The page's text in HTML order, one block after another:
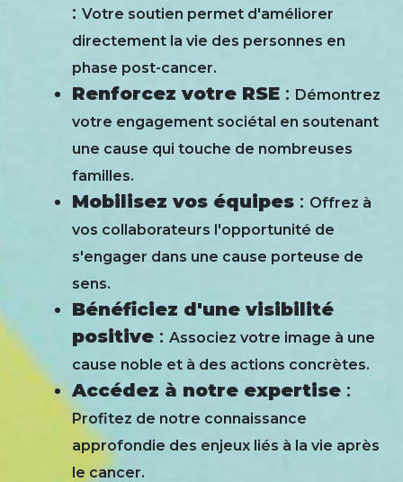
: Votre soutien permet d'améliorer
directement la vie des personnes en
phase post-cancer.
Renforcez votre RSE : Démontrez
votre engagement sociétal en soutenant
une cause qui touche de nombreuses
familles.
Mobilisez vos équipes : Offrez à
vos collaborateurs l'opportunité de
s'engager dans une cause porteuse de
sens.
Bénéficiez d'une visibilité
positive : Associez votre image à une
cause noble et à des actions concrètes.
Accédez à notre expertise :
Profitez de notre connaissance
approfondie des enjeux liés à la vie après
le cancer.